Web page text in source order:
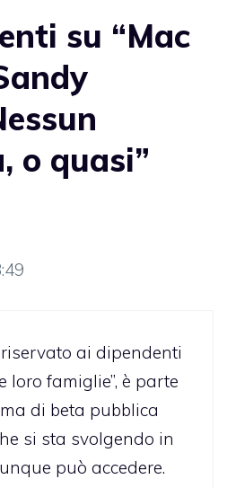
su “Mac
o quasi”
ai dipendenti
loro famiglie”, è parte
di beta pubblica
si sta svolgendo in
può accedere.